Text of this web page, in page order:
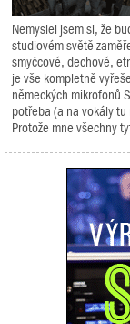
Nemyslel jsem si, že
studiovém světě
smyčcové, dechové,
je vše kompletně
německých mikrofonů
potřeba (a na vokály tu
Protože mne všechny